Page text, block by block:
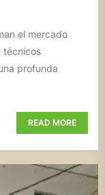
el mercado
técnicos
profunda
READ MORE